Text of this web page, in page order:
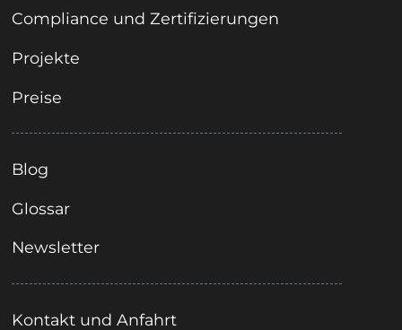
Compliance und Zertifizierungen
Projekte
Preise
Blog
Glossar
Newsletter
Kontakt und Anfahrt